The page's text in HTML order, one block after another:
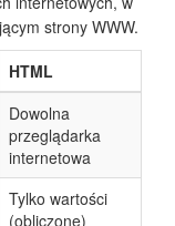
strony WWW.
HTML
Dowolna
przeglądarka
internetowa
Tylko wartości
(obliczone)